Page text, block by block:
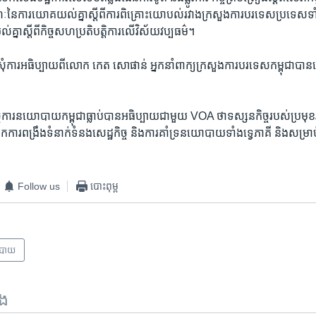
ៃ​ការ​យោគ​យល់​គ្នា​ស្តីពី​ការ​ពិគ្រោះ​យោបល់​រវាង​ក្រសួង​ការបរទេស​ប្រទេស​
នា​ស្តីពី​កិច្ច​សហ​ប្រតិបត្តិការ​លើ​វិស័យ​វប្បធម៌។
ារ​អធិប្បាយ​ពី​លោក​ កេត សោផាន់​ អ្នកនាំពាក្យ​ក្រសួងការ​បរទេស​កម្ពុជា​បា
ការ​នយោបាយ​កម្ពុជា​ធ្លាប់​បាន​អធិប្បាយ​ជាមួយ VOA ​ថា​ទស្សនកិច្ច​របស់​ប្រមុ
ក​ការ​ពង្រឹង​ទំនាក់​ទំនងសេដ្ឋកិច្ច ​និង​ការ​គាំទ្រ​នយោបាយទាំង​ទ្វេភាគី​ និង​សម្រ
Follow us បោះពុម្ព
ាយ